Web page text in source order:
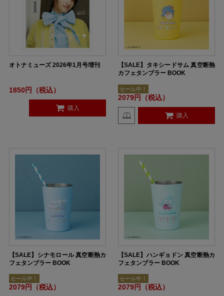
オトナミューズ 2026年1月号増刊
1850円（税込）
購入
【SALE】タキシードサム 真空断熱
カフェタンブラー BOOK
セール中！
2079円（税込）
購入
【SALE】シナモロール 真空断熱カ
フェタンブラー BOOK
セール中！
2079円（税込）
【SALE】ハンギョドン 真空断熱カ
フェタンブラー BOOK
セール中！
2079円（税込）